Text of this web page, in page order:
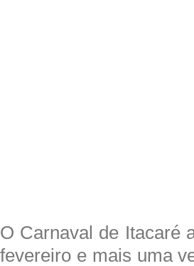
O Carnaval de Itacaré
fevereiro e mais uma